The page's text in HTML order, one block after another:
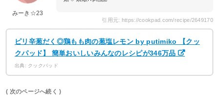
みーき☆23
引用元: https://cookpad.com/recipe/2649170
ピリ辛葱だく◎鶏もも肉の葱塩レモン by putimiko 【クッ
クパッド】 簡単おいしいみんなのレシピが346万品
出典: クックパッド
( 次のページへ続く )